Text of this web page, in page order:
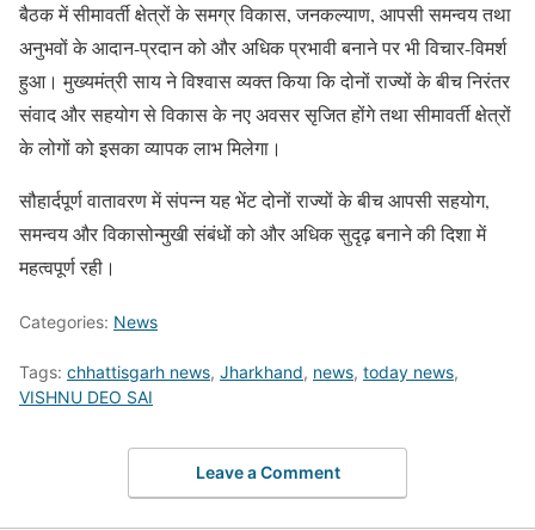
बैठक में सीमावर्ती क्षेत्रों के समग्र विकास, जनकल्याण, आपसी समन्वय तथा
अनुभवों के आदान-प्रदान को और अधिक प्रभावी बनाने पर भी विचार-विमर्श
हुआ। मुख्यमंत्री साय ने विश्वास व्यक्त किया कि दोनों राज्यों के बीच निरंतर
संवाद और सहयोग से विकास के नए अवसर सृजित होंगे तथा सीमावर्ती क्षेत्रों
के लोगों को इसका व्यापक लाभ मिलेगा।
सौहार्दपूर्ण वातावरण में संपन्न यह भेंट दोनों राज्यों के बीच आपसी सहयोग,
समन्वय और विकासोन्मुखी संबंधों को और अधिक सुदृढ़ बनाने की दिशा में
महत्वपूर्ण रही।
Categories: News
Tags: chhattisgarh news, Jharkhand, news, today news,
VISHNU DEO SAI
Leave a Comment